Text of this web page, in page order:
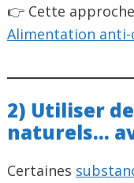
👉 Cette
Alimentation anti-
2) Utiliser
naturels…
Certaines